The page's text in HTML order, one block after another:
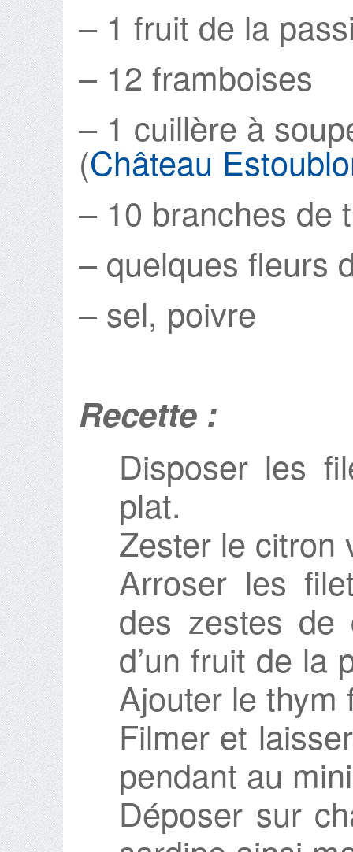
– 1 fruit de la
– 12 framboises
– 1 cuillère à
(Château
– 10 branches de
– quelques fleurs
– sel, poivre
Recette :
Disposer les
plat.
Zester le citron
Arroser les
des zestes
d’un fruit de la
Ajouter le thym
Filmer et
pendant au
Déposer sur